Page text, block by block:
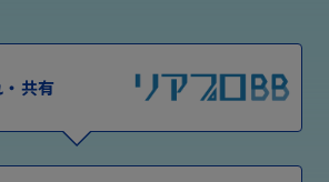
共有